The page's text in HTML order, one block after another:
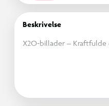
Beskrivelse
X2O-billader –
modellen). Fås i